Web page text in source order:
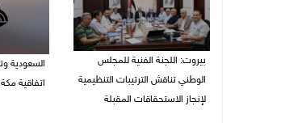
بيروت: اللجنة الفنية للمجلس
الوطني تناقش الترتيبات التنظيمية
لإنجاز الاستحقاقات المقبلة
السعودية
اتفاقية